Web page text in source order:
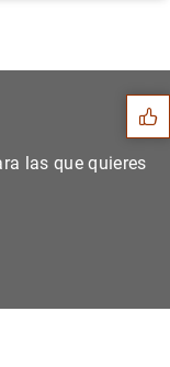
Sugerencias
las que quieres